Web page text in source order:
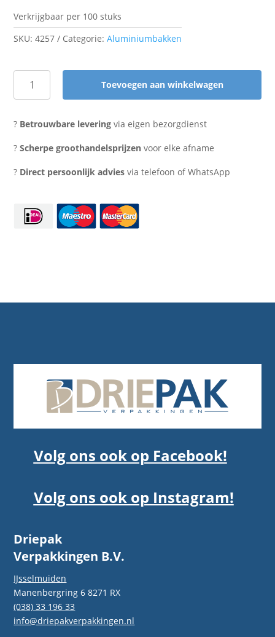
Verkrijgbaar per 100 stuks
SKU:4257 Categorie:Aluminiumbakken
Aluminium
rond
ml.
(100
Toevoegen aan winkelwagen
? Betrouwbare levering via eigen bezorgdienst
?Scherpe groothandelsprijzen voor elke afname
? Direct persoonlijk advies via telefoon of WhatsApp
Volg ons ook op Facebook!
Volg ons ook op Instagram!
Driepak
Verpakkingen B.V.
IJsselmuiden
Manenbergring 6 8271 RX
(038) 33 196 33
info@driepakverpakkingen.nl